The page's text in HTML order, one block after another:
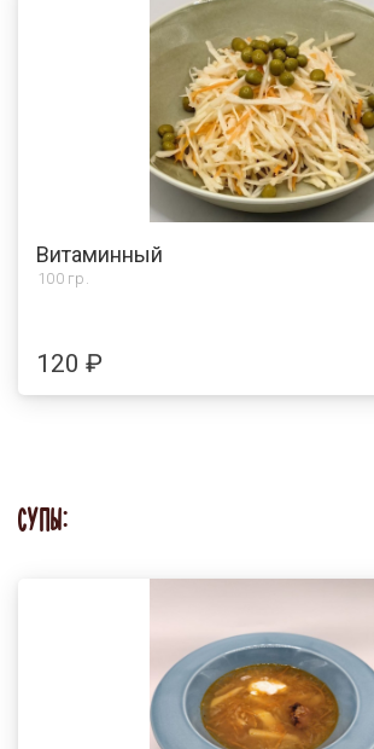
Витаминный
100 гр.
120 ₽
СУПЫ: